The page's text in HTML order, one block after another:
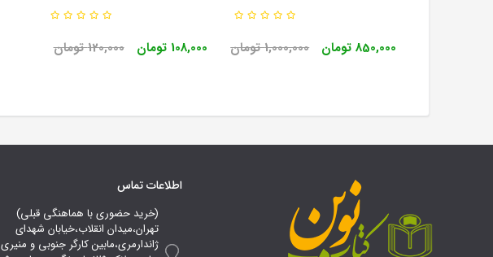
محمدحسین علیزاده انتشارات نوآور
850,000 تومان 1,000,000 تومان
مقررات ملی ساختمان انتشارات توسعه ایران
108,000 تومان 120,000 تومان
اطلاعات تماس
(خرید حضوری با هماهنگی قبلی)
تهران،میدان انقلاب،خیابان شهدای
ژاندارمری،مابین کارگر جنوبی و منیری